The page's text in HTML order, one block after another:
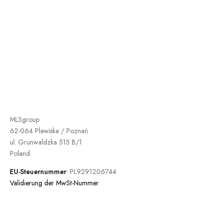
MLSgroup
62-064 Plewiska / Poznań
ul. Grunwaldzka 515 B/1
Poland
EU-Steuernummer: PL9291206744
Validierung der MwSt-Nummer